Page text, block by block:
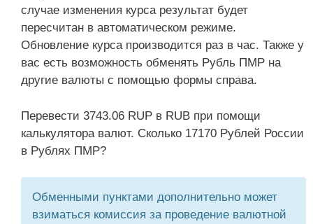
случае изменения курса результат будет
пересчитан в автоматическом режиме.
Обновление курса производится раз в час. Также у
вас есть возможность обменять Рубль ПМР на
другие валюты с помощью формы справа.
Перевести 3743.06 RUP в RUB при помощи
калькулятора валют. Сколько 17170 Рублей России
в Рублях ПМР?
Обменными пунктами дополнительно может
взиматься комиссия за проведение валютной